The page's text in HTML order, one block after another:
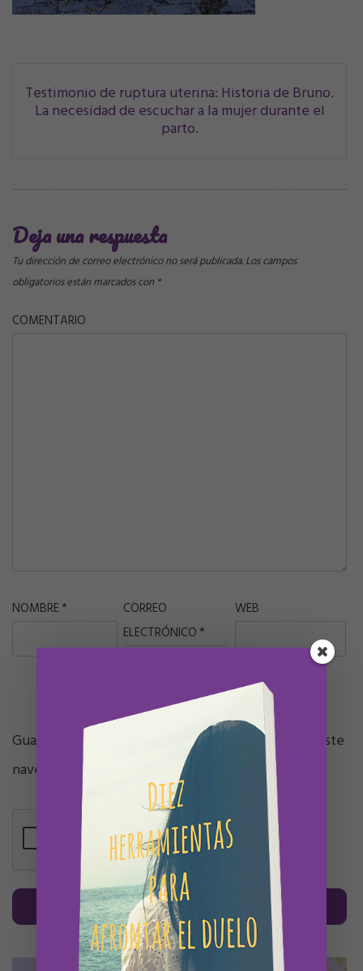
Navegación
de
Testimonio de ruptura uterina: Historia de Bruno.
La necesidad de escuchar a la mujer durante el
parto.
Deja una respuesta
Tu dirección de correo electrónico no será publicada.Los campos
obligatorios están marcados con *
COMENTARIO
NOMBRE*
CORREO
ELECTRÓNICO *
WEB
Guarda mi nombre, correo electrónico y web en este
navegador para la próxima vez que comente.